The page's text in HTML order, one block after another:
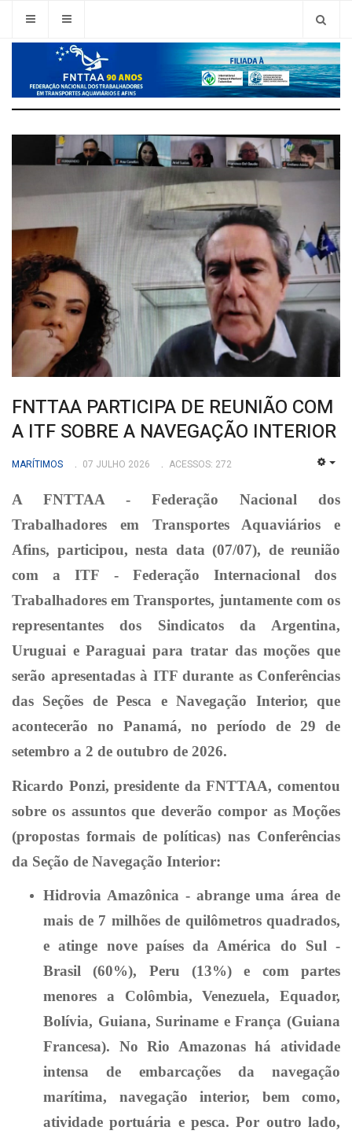
FNTTAA PARTICIPA DE REUNIÃO COM
A ITF SOBRE A NAVEGAÇÃO INTERIOR
MARÍTIMOS 07 JULHO 2026 ACESSOS: 272
A FNTTAA - Federação Nacional dos
Trabalhadores em Transportes Aquaviários e
Afins, participou, nesta data (07/07), de reunião
com a ITF - Federação Internacional dos
Trabalhadores em Transportes, juntamente com os
representantes dos Sindicatos da Argentina,
Uruguai e Paraguai para tratar das moções que
serão apresentadas à ITF durante as Conferências
das Seções de Pesca e Navegação Interior, que
acontecerão no Panamá, no período de 29 de
setembro a 2 de outubro de 2026.
Ricardo Ponzi, presidente da FNTTAA, comentou
sobre os assuntos que deverão compor as Moções
(propostas formais de políticas) nas Conferências
da Seção de Navegação Interior:
Hidrovia Amazônica - abrange uma área de
mais de 7 milhões de quilômetros quadrados,
e atinge nove países da América do Sul -
Brasil (60%), Peru (13%) e com partes
menores a Colômbia, Venezuela, Equador,
Bolívia, Guiana, Suriname e França (Guiana
Francesa). No Rio Amazonas há atividade
intensa de embarcações da navegação
marítima, navegação interior, bem como,
atividade portuária e pesca. Por outro lado,